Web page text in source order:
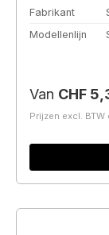
Fabrikant
Modellenlijn
Normale
Van CHF
Prijzen excl.